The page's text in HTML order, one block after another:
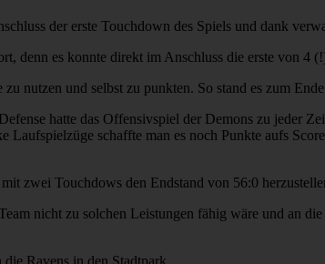
der erste Touchdown des Spiels und dank
denn es konnte direkt im Anschluss die erste von 4
nutzen und selbst zu punkten. So stand es zum
hatte das Offensivspiel der Demons zu jeder
schaffte man es noch Punkte aufs
zwei Touchdows den Endstand von 56:0
nicht zu solchen Leistungen fähig wäre und an